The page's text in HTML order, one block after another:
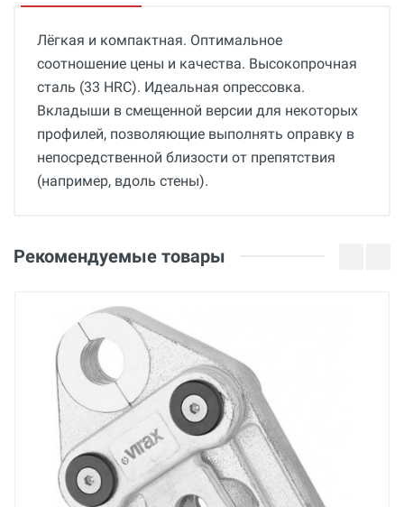
Лёгкая и компактная. Оптимальное
соотношение цены и качества. Высокопрочная
сталь (33 HRC). Идеальная опрессовка.
Вкладыши в смещенной версии для некоторых
профилей, позволяющие выполнять оправку в
непосредственной близости от препятствия
(например, вдоль стены).
36 месяцев
0.19 кг
Страна производства
Франция
Бренд
Virax
Оценка
Ваше имя
Email
Ваше сообщение
Рекомендуемые товары